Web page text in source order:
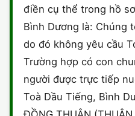
SỞ HỮU TRÍ TUỆ
THUẾ - BẢO HIỂM
HÌNH SỰ
HÔN NHÂN - GIA ĐÌNH
LAO ĐỘNG
SỞ HỮU TRÍ TUỆ
DOANH NGHIỆP
HỘ KINH DOANH
SỞ HỮU TRÍ TUỆ
LÝ LỊCH TƯ PHÁP
HỢP ĐỒNG
TỐ TỤNG
KHÁC
điền cụ thể trong hồ
Bình Dương là: Chúng
do đó không yêu cầu
Trường hợp có con
người được trực tiếp
Toà Dầu Tiếng, Bình